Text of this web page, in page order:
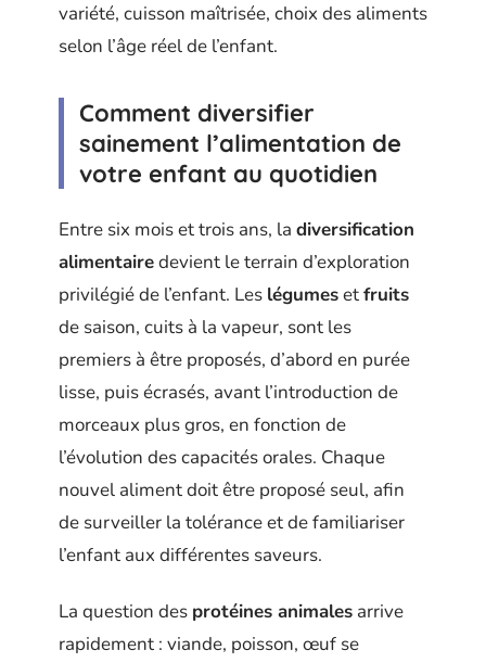
variété, cuisson maîtrisée, choix des aliments
selon l’âge réel de l’enfant.
Comment diversifier
sainement l’alimentation de
votre enfant au quotidien
Entre six mois et trois ans, la diversification
alimentairedevient le terrain d’exploration
privilégié de l’enfant. Les légumesetfruits
de saison, cuits à la vapeur, sont les
premiers à être proposés, d’abord en purée
lisse, puis écrasés, avant l’introduction de
morceaux plus gros, en fonction de
l’évolution des capacités orales. Chaque
nouvel aliment doit être proposé seul, afin
de surveiller la tolérance et de familiariser
l’enfant aux différentes saveurs.
La question des protéines animales arrive
rapidement : viande, poisson, œuf se